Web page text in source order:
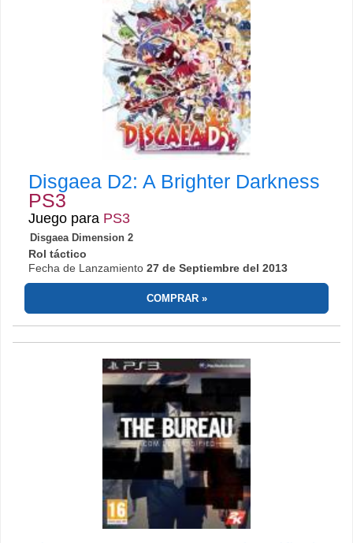
Disgaea D2: A Brighter Darkness
PS3
Juego para PS3
Disgaea Dimension 2
Rol táctico
Fecha de Lanzamiento 27 de Septiembre del 2013
COMPRAR